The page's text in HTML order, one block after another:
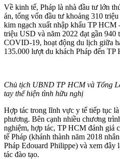
Về kinh tế, Pháp là nhà đầu tư lớn
án, tổng vốn đầu tư khoảng 310
kim ngạch xuất nhập khẩu TP HCM
triệu USD và năm 2022 đạt gần
COVID-19, hoạt động du lịch giữa
135.000 lượt du khách Pháp đến TP
Chủ tịch UBND TP HCM và Tổng
tay thể hiện tình hữu nghị
Hợp tác trong lĩnh vực y tế tiếp tục
phương. Bên cạnh nhiều chương
nghiệm, hợp tác, TP HCM đánh giá
tế Pháp (khánh thành năm 2018
Pháp Edouard Philippe) và xem đây
tác đào tạo.